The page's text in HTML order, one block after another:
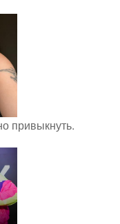
привыкнуть.